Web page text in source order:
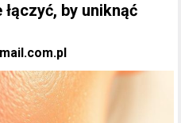
by uniknąć